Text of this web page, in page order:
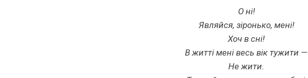
О ні!
Являйся, зіронько, мені!
Хоч в сні!
В житті мені весь вік тужити —
Не жити.